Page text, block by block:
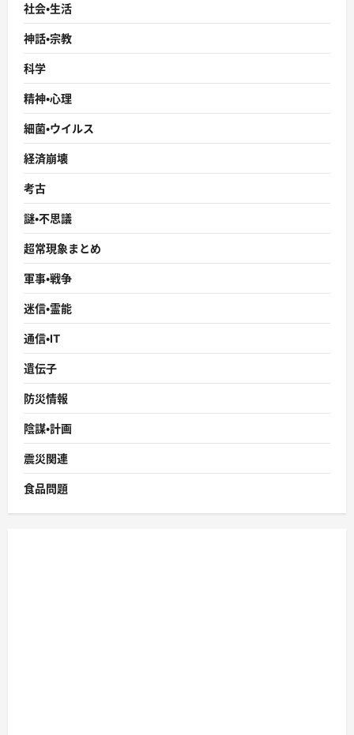
社会・生活
神話・宗教
科学
精神・心理
細菌・ウイルス
経済崩壊
考古
謎・不思議
超常現象まとめ
軍事・戦争
迷信・霊能
通信・IT
遺伝子
防災情報
陰謀・計画
震災関連
食品問題